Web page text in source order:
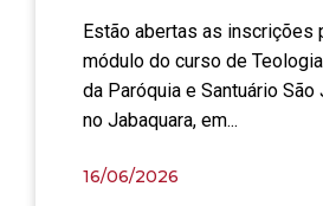
Estão abertas as inscrições
módulo do curso de
da Paróquia e Santuário São
no Jabaquara, em...
16/06/2026